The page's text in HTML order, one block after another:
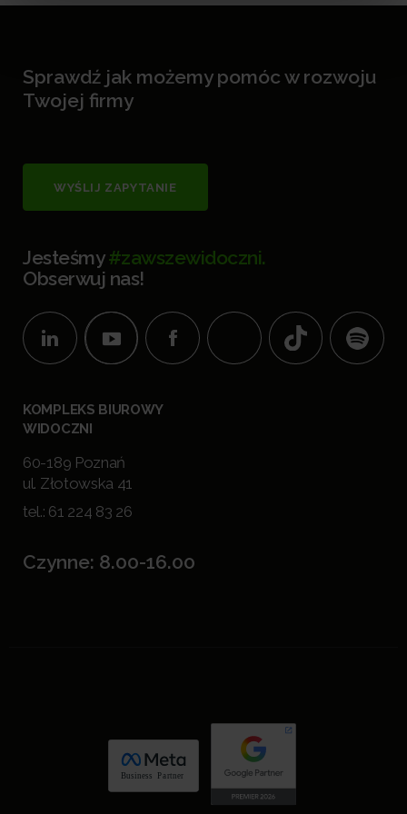
Sprawdź jak możemy pomóc w rozwoju
Twojej firmy
WYŚLIJ ZAPYTANIE
Jesteśmy#zawszewidoczni.
Obserwuj nas!
KOMPLEKS BIUROWY
WIDOCZNI
60-189 Poznań
ul. Złotowska 41
tel.: 61 224 83 26
Czynne: 8.00-16.00